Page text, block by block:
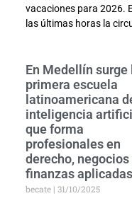
vacaciones para 2026.
las últimas horas la
En Medellín surge
primera escuela
latinoamericana
inteligencia
que forma
profesionales en
derecho, negocios
finanzas aplicadas
becate 31/10/2025